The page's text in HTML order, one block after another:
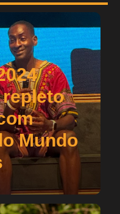
Mundo